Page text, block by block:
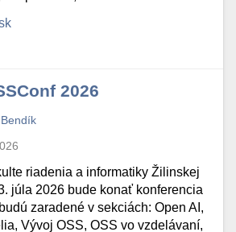
2026
riadenia a informatiky Žilinskej
júla 2026 bude konať konferencia
zaradené v sekciách: Open AI,
Vývoj OSS, OSS vo vzdelávaní,